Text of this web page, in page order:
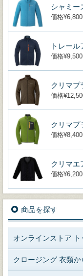
シャミー
価格¥6,800
トレー
価格¥9,500
クリマプ
価格
クリマプ
価格¥8,400
クリマエ
価格¥6,200
商品を探す
オンラインストア ト
クロージング 衣類か